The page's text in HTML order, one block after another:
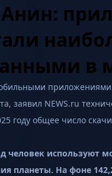
Анин:
в
приложениями
заявил NEWS.ru
году общее число
человек используют
планеты. На фоне